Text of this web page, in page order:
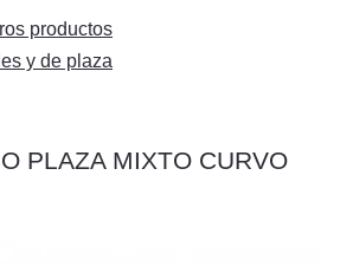
productos
y de plaza
PLAZA MIXTO CURVO